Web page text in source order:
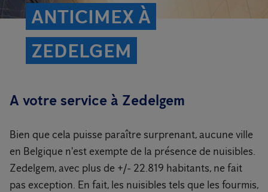
ANTICIMEX À
ZEDELGEM
A votre service à Zedelgem
Bien que cela puisse paraître surprenant, aucune ville
en Belgique n'est exempte de la présence de nuisibles.
Zedelgem, avec plus de +/- 22.819 habitants, ne fait
pas exception. En fait, les nuisibles tels que les fourmis,